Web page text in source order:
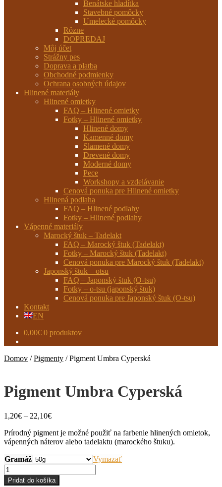
Benátske hladítka
Stavebné pomôcky
Umelecké pomôcky
Rôzne
DOPREDAJ
Môj účet
Strážny pes
Doprava a platba
Obchodné podmienky
Ochrana osobných údajov
Hlinené materiály
Hlinené omietky
FAQ – Hlinené omietky
Fotky – Hlinené omietky
Hlinené domy
Kamenné domy
Slamené domy
Drevené domy
Moderné domy
Pece
Workshopy a vzdelávanie
Cenová ponuka pre Hlinené omietky
Hlinená podlaha
FAQ – Hlinené podlahy
Fotky – Hlinené podlahy
Vápenné materiály
Marocký štuk – Tadelakt
FAQ – Marocký štuk (Tadelakt)
Fotky – Marocký štuk (Tadelakt)
Cenová ponuka pre Marocký štuk (Tadelakt)
Japonský štuk – otsu
FAQ – Japonský štuk (O-tsu)
Fotky – o-tsu (japonský štuk)
Cenová ponuka pre Japonský štuk (O-tsu)
Kontakt
EN
0,00€ 0 produktov
Domov /Pigmenty /Pigment Umbra Cyperská
Pigment Umbra Cyperská
1,20€ – 22,10€Price
1,20€
through
Prírodný pigment je možné použiť na farbenie hlinených omietok,
vápenných náterov alebo tadelaktu (marockého štuku).
Gramáž
Vymazať
množstvo
Pigment
Pridať do košíka